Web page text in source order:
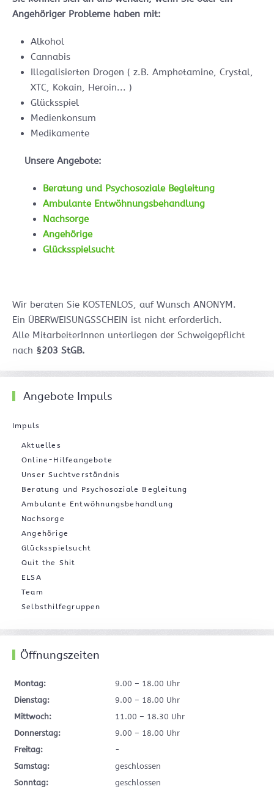
Angehöriger Probleme haben mit:
Alkohol
Cannabis
Illegalisierten Drogen ( z.B. Amphetamine, Crystal,
XTC, Kokain, Heroin... )
Glücksspiel
Medienkonsum
Medikamente
Unsere Angebote:
Beratung und Psychosoziale Begleitung
Ambulante Entwöhnungsbehandlung
Nachsorge
Angehörige
Glücksspielsucht
Wir beraten Sie KOSTENLOS, auf Wunsch ANONYM.
Ein ÜBERWEISUNGSSCHEIN ist nicht erforderlich.
Alle MitarbeiterInnen unterliegen der Schweigepflicht
nach §203 StGB.
Angebote Impuls
Impuls
Aktuelles
Online-Hilfeangebote
Unser Suchtverständnis
Beratung und Psychosoziale Begleitung
Ambulante Entwöhnungsbehandlung
Nachsorge
Angehörige
Glücksspielsucht
Quit the Shit
ELSA
Team
Selbsthilfegruppen
Öffnungszeiten
Montag:
9.00 – 18.00 Uhr
Dienstag:
9.00 – 18.00 Uhr
Mittwoch:
11.00 – 18.30 Uhr
Donnerstag:
9.00 – 18.00 Uhr
Freitag:
-
Samstag:
geschlossen
Sonntag:
geschlossen